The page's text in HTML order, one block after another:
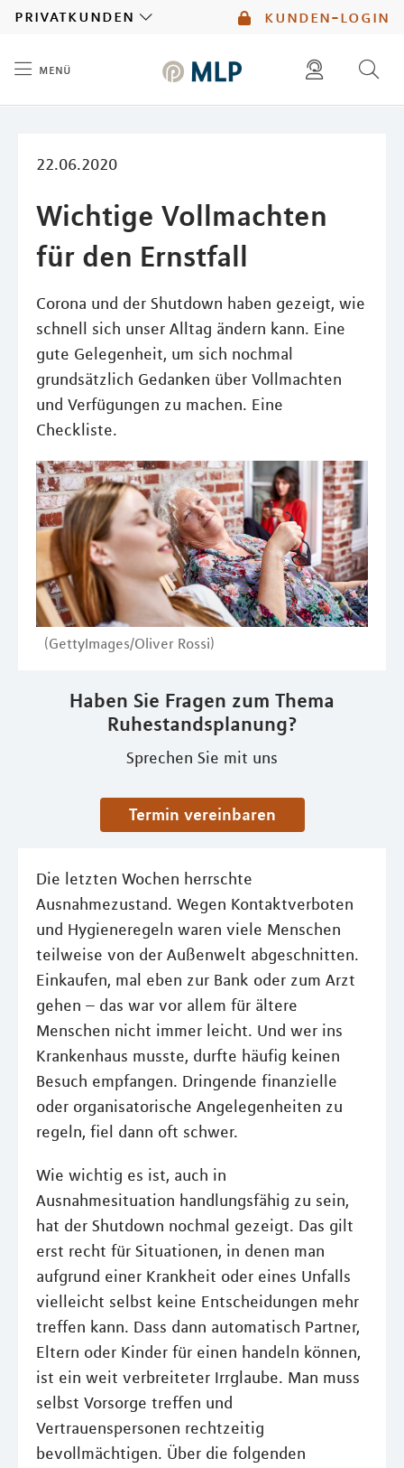
kunden-login
privatkunden
menü
22.06.2020
Wichtige Vollmachten
für den Ernstfall
Corona und der Shutdown haben gezeigt, wie
schnell sich unser Alltag ändern kann. Eine
gute Gelegenheit, um sich nochmal
grundsätzlich Gedanken über Vollmachten
und Verfügungen zu machen. Eine
Checkliste.
(GettyImages/Oliver Rossi)
Haben Sie Fragen zum Thema
Ruhestandsplanung?
Sprechen Sie mit uns
Termin vereinbaren
Die letzten Wochen herrschte
Ausnahmezustand. Wegen Kontaktverboten
und Hygieneregeln waren viele Menschen
teilweise von der Außenwelt abgeschnitten.
Einkaufen, mal eben zur Bank oder zum Arzt
gehen – das war vor allem für ältere
Menschen nicht immer leicht. Und wer ins
Krankenhaus musste, durfte häufig keinen
Besuch empfangen. Dringende finanzielle
oder organisatorische Angelegenheiten zu
regeln, fiel dann oft schwer.
Wie wichtig es ist, auch in
Ausnahmesituation handlungsfähig zu sein,
hat der Shutdown nochmal gezeigt. Das gilt
erst recht für Situationen, in denen man
aufgrund einer Krankheit oder eines Unfalls
vielleicht selbst keine Entscheidungen mehr
treffen kann. Dass dann automatisch Partner,
Eltern oder Kinder für einen handeln können,
ist ein weit verbreiteter Irrglaube. Man muss
selbst Vorsorge treffen und
Vertrauenspersonen rechtzeitig
bevollmächtigen. Über die folgenden